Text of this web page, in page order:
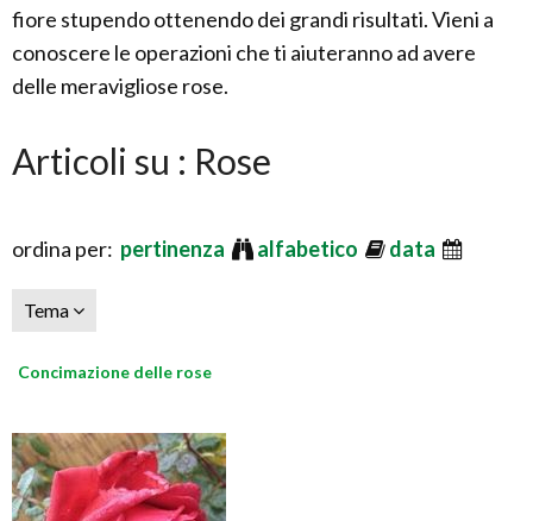
fiore stupendo ottenendo dei grandi risultati. Vieni a
conoscere le operazioni che ti aiuteranno ad avere
delle meravigliose rose.
Articoli su : Rose
ordina per: pertinenza alfabetico data
Tema
Concimazione delle rose